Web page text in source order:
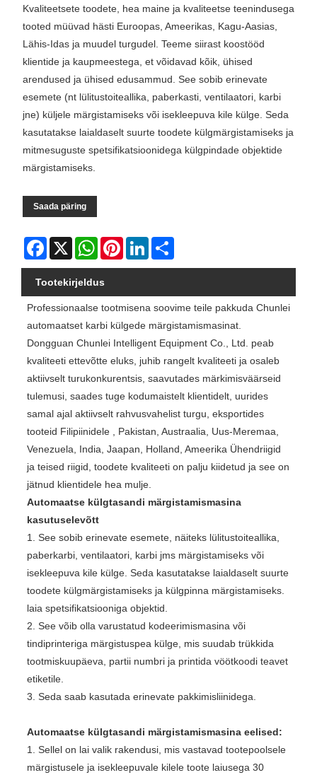
Kvaliteetsete toodete, hea maine ja kvaliteetse teenindusega
tooted müüvad hästi Euroopas, Ameerikas, Kagu-Aasias,
Lähis-Idas ja muudel turgudel. Teeme siirast koostööd
klientide ja kaupmeestega, et võidavad kõik, ühised
arendused ja ühised edusammud. See sobib erinevate
esemete (nt lülitustoiteallika, paberkasti, ventilaatori, karbi
jne) küljele märgistamiseks või isekleepuva kile külge. Seda
kasutatakse laialdaselt suurte toodete külgmärgistamiseks ja
mitmesuguste spetsifikatsioonidega külgpindade objektide
märgistamiseks.
Saada päring
Facebook
X WhatsAppPinterestLinkedIn
Tootekirjeldus
Professionaalse tootmisena soovime teile pakkuda Chunlei
automaatset karbi külgede märgistamismasinat.
Dongguan Chunlei Intelligent Equipment Co., Ltd. peab
kvaliteeti ettevõtte eluks, juhib rangelt kvaliteeti ja osaleb
aktiivselt turukonkurentsis, saavutades märkimisväärseid
tulemusi, saades tuge kodumaistelt klientidelt, uurides
samal ajal aktiivselt rahvusvahelist turgu, eksportides
tooteid Filipiinidele , Pakistan, Austraalia, Uus-Meremaa,
Venezuela, India, Jaapan, Holland, Ameerika Ühendriigid
ja teised riigid, toodete kvaliteeti on palju kiidetud ja see on
jätnud klientidele hea mulje.
Automaatse külgtasandi märgistamismasina
kasutuselevõtt
1. See sobib erinevate esemete, näiteks lülitustoiteallika,
paberkarbi, ventilaatori, karbi jms märgistamiseks või
isekleepuva kile külge. Seda kasutatakse laialdaselt suurte
toodete külgmärgistamiseks ja külgpinna märgistamiseks.
laia spetsifikatsiooniga objektid.
2. See võib olla varustatud kodeerimismasina või
tindiprinteriga märgistuspea külge, mis suudab trükkida
tootmiskuupäeva, partii numbri ja printida vöötkoodi teavet
etiketile.
3. Seda saab kasutada erinevate pakkimisliinidega.
Automaatse külgtasandi märgistamismasina eelised:
1. Sellel on lai valik rakendusi, mis vastavad tootepoolsele
märgistusele ja isekleepuvale kilele toote laiusega 30